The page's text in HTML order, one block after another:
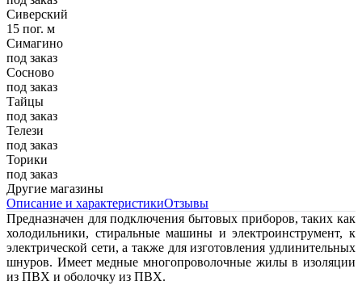
Сиверский
15 пог. м
Симагино
под заказ
Сосново
под заказ
Тайцы
под заказ
Телези
под заказ
Торики
под заказ
Другие магазины
Описание и характеристикиОтзывы
Предназначен для подключения бытовых приборов, таких как
холодильники, стиральные машины и электроинструмент, к
электрической сети, а также для изготовления удлинительных
шнуров. Имеет медные многопроволочные жилы в изоляции
из ПВХ и оболочку из ПВХ.